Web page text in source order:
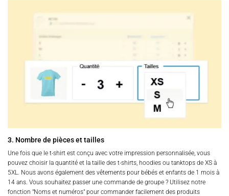
3. Nombre de pièces et tailles
Une fois que le t-shirt est conçu avec votre impression personnalisée, vous
pouvez choisir la quantité et la taille des t-shirts, hoodies ou tanktops de XS à
5XL. Nous avons également des vêtements pour bébés et enfants de 1 mois à
14 ans. Vous souhaitez passer une commande de groupe ? Utilisez notre
fonction "Noms et numéros" pour commander facilement des produits